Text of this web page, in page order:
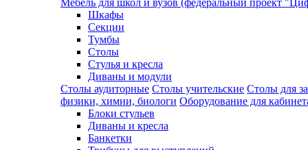
Мебель для школ и вузов (федеральный проект
Шкафы
Секции
Тумбы
Столы
Стулья и кресла
Диваны и модули
Столы аудиторные Столы учительские Столы для
физики, химии, биологи Оборудование для
Блоки стульев
Диваны и кресла
Банкетки